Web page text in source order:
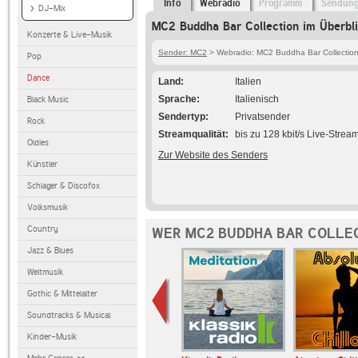
DJ-Mix
Konzerte & Live-Musik
Pop
Dance
Black Music
Rock
Oldies
Künstler
Schlager & Discofox
Volksmusik
Country
Jazz & Blues
Weltmusik
Gothic & Mittelalter
Soundtracks & Musical
Kinder-Musik
Info Webradio Programm
MC2 Buddha Bar Collection im
Sender: MC2 > Webradio: MC2 Buddha Bar Collection
Land
Italien
Sprache
Italienisch
Sendertyp
Privatsender
Streamqualität
bis zu 128 kbit/s Live-
Zur Website des Senders
WER MC2 BUDDHA BAR